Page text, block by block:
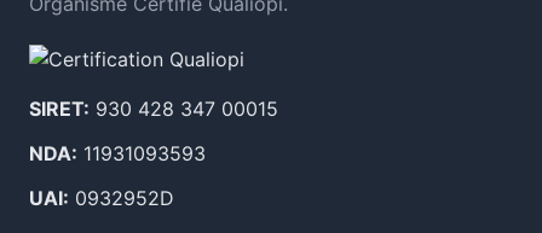
SIRET: 930 428 347 00015
NDA: 11931093593
UAI: 0932952D